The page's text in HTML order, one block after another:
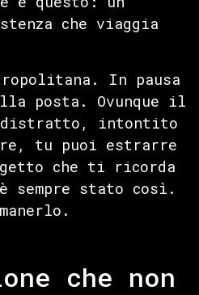
che viaggia
In pausa
posta. Ovunque il
intontito
tu puoi estrarre
che ti ricorda
sempre stato così.
che non